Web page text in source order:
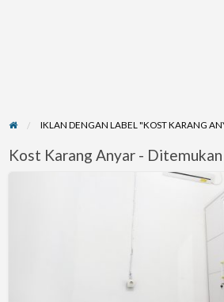
IKLAN DENGAN LABEL "KOST KARANG
Kost Karang Anyar -